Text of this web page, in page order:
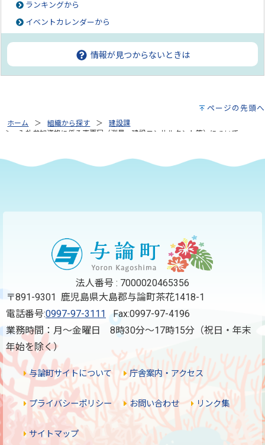
ランキングから
イベントカレンダーから
情報が見つからないときは
ページの先頭へ
ホーム 組織から探す
建設課
入札参加資格に係る変更届（測量・建設コンサルタント等）について
法人番号 : 7000020465356
〒891-9301 鹿児島県大島郡与論町茶花1418-1
電話番号:0997-97-3111 Fax:0997-97-4196
業務時間：月～金曜日 8時30分～17時15分（祝日・年末
年始を除く）
与論町サイトについて 庁舎案内・アクセス
プライバシーポリシー お問い合わせ リンク集
サイトマップ